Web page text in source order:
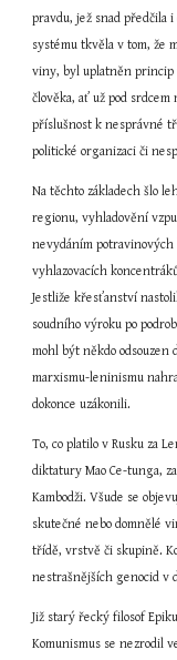
pravdu, jež snad předčila
systému tkvěla v tom, že
viny, byl uplatněn
člověka, ať už pod
příslušnost k nesprávné
politické organizaci či
Na těchto základech šlo
regionu, vyhladovění
nevydáním
vyhlazovacích
Jestliže křesťanství
soudního výroku po
mohl být někdo
marxismu-leninismu
dokonce uzákonili.
To, co platilo v Rusku za
diktatury Mao Ce-tunga,
Kambodži. Všude se
skutečné nebo domnělé
třídě, vrstvě či skupině.
nestrašnějších genocid v
Již starý řecký filosof
Komunismus se nezrodil